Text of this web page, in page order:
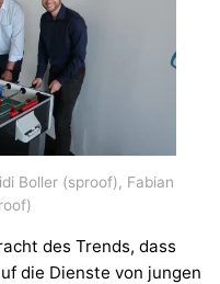
Boller (sproof), Fabian
des Trends, dass
die Dienste von jungen